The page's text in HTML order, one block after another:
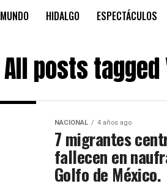
MUNDO HIDALGO ESPECTÁCULOS
All posts
NACIONAL 4 años ago
7 migrantes
fallecen en
Golfo de México.